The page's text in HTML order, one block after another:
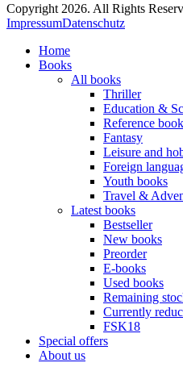
Copyright 2026. All Rights
ImpressumDatenschutz
Home
Books
All books
Thriller
Education &
Reference
Fantasy
Leisure and
Foreign
Youth books
Travel &
Latest books
Bestseller
New books
Preorder
E-books
Used books
Remaining
Currently
FSK18
Special offers
About us